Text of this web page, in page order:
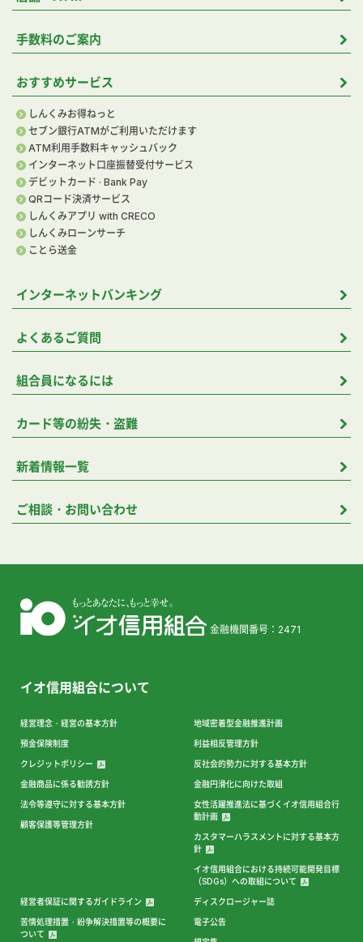
手数料のご案内
おすすめサービス
しんくみお得ねっと
セブン銀行ATMがご利用いただけます
ATM利用手数料キャッシュバック
インターネット口座振替受付サービス
デビットカード · Bank Pay
QRコード決済サービス
しんくみアプリ with CRECO
しんくみローンサーチ
ことら送金
インターネットバンキング
よくあるご質問
組合員になるには
カード等の紛失・盗難
新着情報一覧
ご相談・お問い合わせ
金融機関番号：2471
イオ信用組合について
経営理念・経営の基本方針
預金保険制度
クレジットポリシー
金融商品に係る勧誘方針
法令等遵守に対する基本方針
顧客保護等管理方針
地域密着型金融推進計画
利益相反管理方針
反社会的勢力に対する基本方針
金融円滑化に向けた取組
女性活躍推進法に基づくイオ信用組合行
動計画
カスタマーハラスメントに対する基本方
針
イオ信用組合における持続可能開発目標
（SDGs）への取組について
経営者保証に関するガイドライン
苦情処理措置・紛争解決措置等の概要に
ついて
ディスクロージャー誌
電子公告